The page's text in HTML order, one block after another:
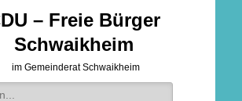
– Freie Bürger
Schwaikheim
im Gemeinderat Schwaikheim